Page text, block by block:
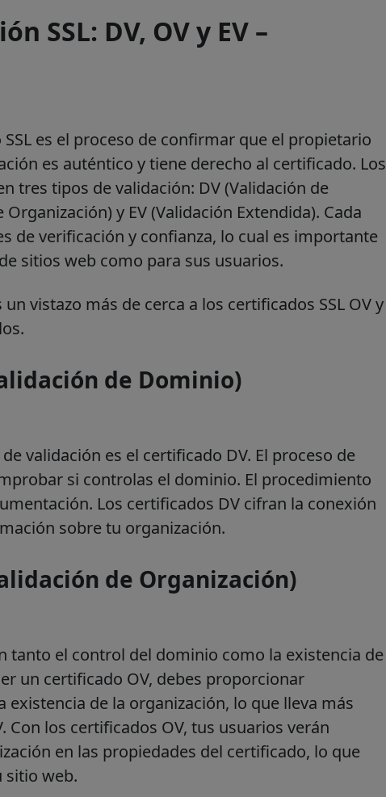
SSL: DV, OV y EV –
es el proceso de confirmar que el propietario
es auténtico y tiene derecho al certificado. Los
tres tipos de validación: DV (Validación de
y EV (Validación Extendida). Cada
de verificación y confianza, lo cual es importante
sitios web como para sus usuarios.
vistazo más de cerca a los certificados SSL OV y
de Dominio)
validación es el certificado DV. El proceso de
si controlas el dominio. El procedimiento
Los certificados DV cifran la conexión
sobre tu organización.
de Organización)
tanto el control del dominio como la existencia de
un certificado OV, debes proporcionar
de la organización, lo que lleva más
Con los certificados OV, tus usuarios verán
en las propiedades del certificado, lo que
sitio web.